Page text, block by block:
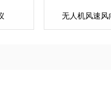
无人机风速风